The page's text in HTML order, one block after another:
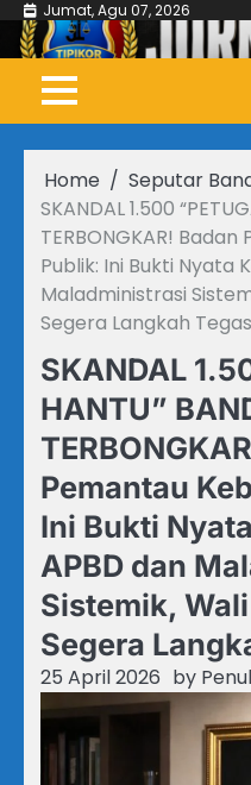
Skip
content
Jumat, Agu 07, 2026
Home
Seputar
SKANDAL 1.500
TERBONGKAR!
Publik: Ini Bukti Nyata
Maladministrasi
Segera Langkah Tegas
SKANDAL
HANTU”
Pemantau
Ini Bukti
APBD dan
Sistemik,
Segera
25 April 2026 by